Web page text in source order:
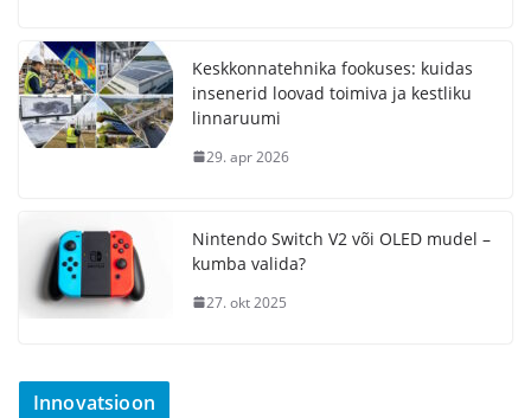
Keskkonnatehnika fookuses: kuidas
insenerid loovad toimiva ja kestliku
linnaruumi
29. apr 2026
Nintendo Switch V2 või OLED mudel –
kumba valida?
27. okt 2025
Innovatsioon